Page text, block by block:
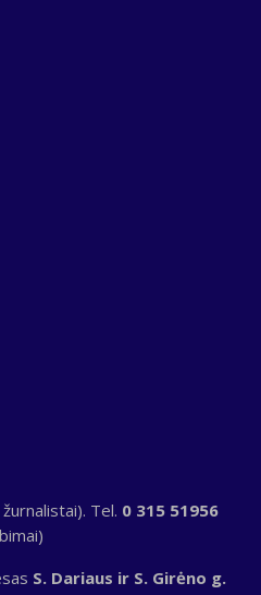
Tel. 0 315 51956
S. Dariaus ir S. Girėno g.